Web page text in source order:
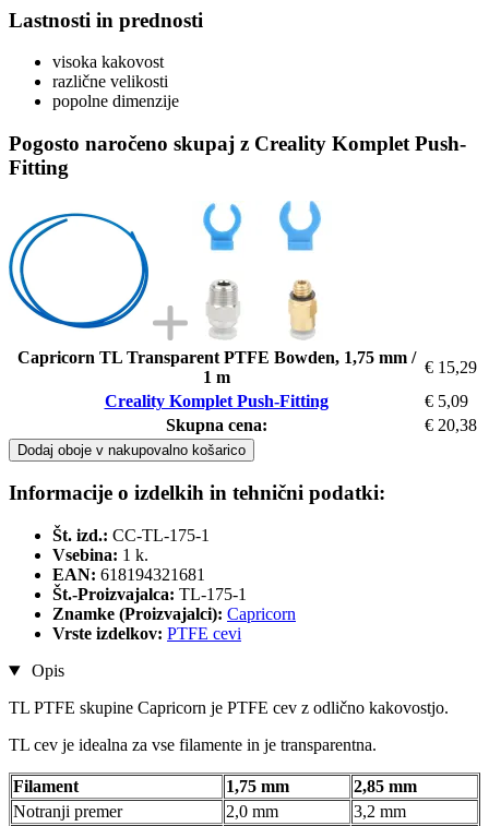
Lastnosti in prednosti
visoka kakovost
različne velikosti
popolne dimenzije
Pogosto naročeno skupaj z Creality Komplet Push-
Fitting
Capricorn TL Transparent PTFE Bowden, 1,75 mm /
1 m
€ 15,29
Creality Komplet Push-Fitting
€ 5,09
Skupna cena:
€ 20,38
Dodaj oboje v nakupovalno košarico
Informacije o izdelkih in tehnični podatki:
Št. izd.: CC-TL-175-1
Vsebina: 1 k.
EAN: 618194321681
Št.-Proizvajalca: TL-175-1
Znamke (Proizvajalci): Capricorn
Vrste izdelkov: PTFE cevi
Opis
TL PTFE skupine Capricorn je PTFE cev z odlično kakovostjo.
TL cev je idealna za vse filamente in je transparentna.
Filament 1,75 mm
2,85 mm
Notranji premer
2,0 mm
3,2 mm